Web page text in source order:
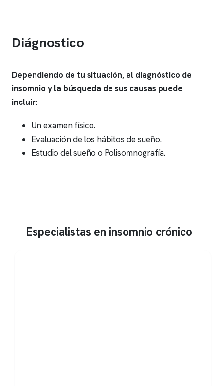
Diágnostico
Dependiendo de tu situación, el diagnóstico de
insomnio y la búsqueda de sus causas puede
incluir:
Un examen físico.
Evaluación de los hábitos de sueño.
Estudio del sueño o Polisomnografía.
Especialistas en insomnio crónico